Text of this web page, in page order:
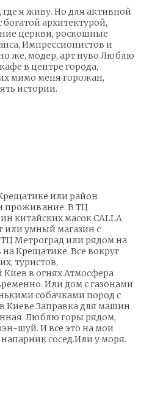
я живу. Но для активной
архитектурой,
церкви, роскошные
Импрессионистов и
же, модер, арт нуво.Люблю
в центре города,
мимо меня горожан,
истории.
или район
проживание. В ТЦ
китайских масок CALLA
или умный магазин с
Метроград или рядом на
Крещатике. Все вокруг
туристов,
в огнях.Атмосфера
Или дом с газонами
собачками пород с
Киеве.Заправка для машин
Люблю горы рядом,
шуй. И все это на мои
сосед.Или у моря.